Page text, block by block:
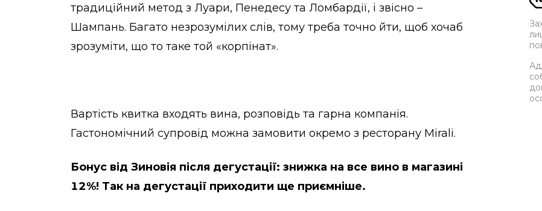
традиційний метод з Луари, Пенедесу та Ломбардії, і звісно –
Шампань. Багато незрозумілих слів, тому треба точно йти, щоб хочаб
зрозуміти, що то таке той «корпінат».
Вартість квитка входять вина, розповідь та гарна компанія.
Гастономічний супровід можна замовити окремо з ресторану Mirali.
Бонус від Зиновія після дегустації: знижка на все вино в магазині
12%! Так на дегустації приходити ще приємніше.